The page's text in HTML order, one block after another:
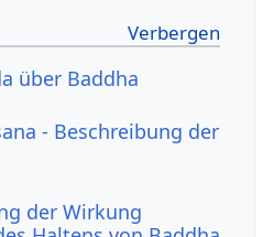
über Baddha
- Beschreibung der
der Wirkung